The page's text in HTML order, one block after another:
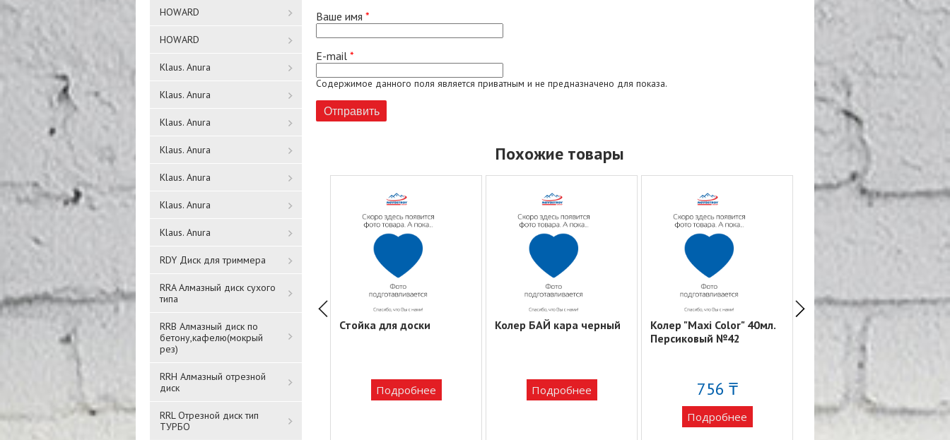
HOWARD
HOWARD
Klaus. Anura
Klaus. Anura
Klaus. Anura
Klaus. Anura
Klaus. Anura
Klaus. Anura
Klaus. Anura
RDY Диск для триммера
RRA Алмазный диск сухого
типа
RRB Алмазный диск по
бетону,кафелю(мокрый
рез)
RRH Алмазный отрезной
диск
RRL Отрезной диск тип
ТУРБО
Ваше имя *
E-mail *
Содержимое данного поля является приватным и не предназначено для показа.
Похожие товары
Колер "Maxi Color" 40мл.
Фиолетовый №11
756 ₸
Подробнее
Стойка для коллера Стойка для доски
Подробнее
Колер БАЙ кара черный
Подробнее
Колер "Maxi Color" 40мл.
Персиковый №42
756 ₸
Подробнее
Колер "Maxi Color" 40мл.
Алый №27
756 ₸
Подробнее